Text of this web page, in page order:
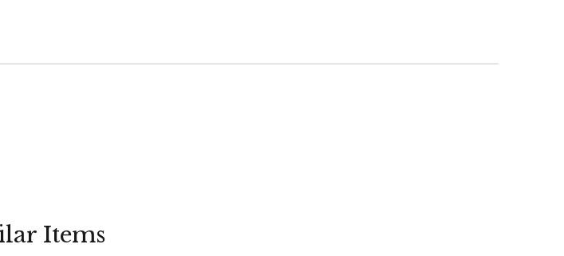
Items